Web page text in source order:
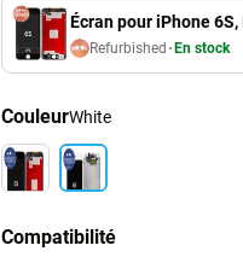
Écran pour iPhone
Refurbished En stock
CouleurWhite
Compatibilité